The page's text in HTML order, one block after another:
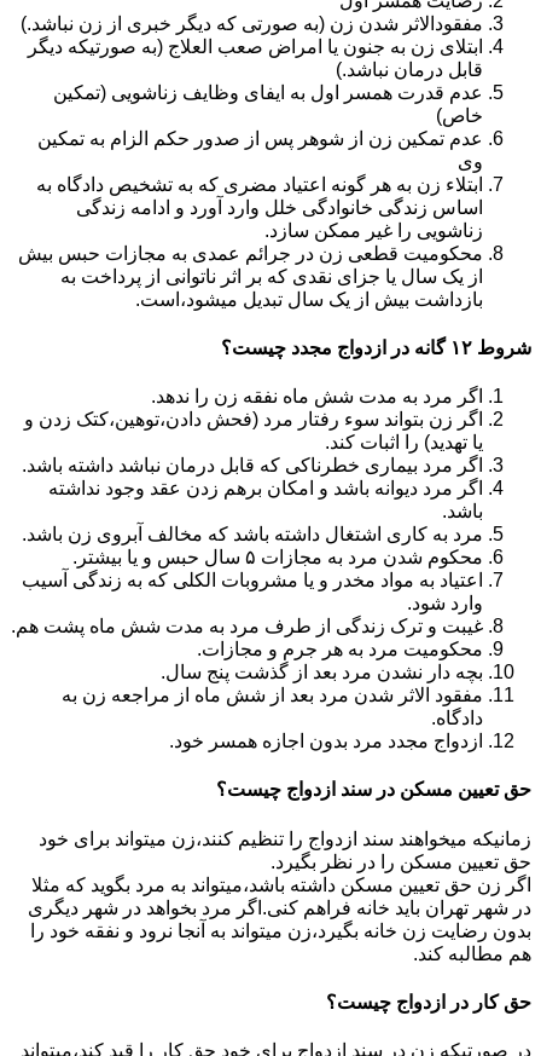
مفقودالاثر شدن زن (به صورتی که دیگر خبری از زن نباشد.)
ابتلای زن به جنون یا امراض صعب العلاج (به صورتیکه دیگر
قابل درمان نباشد.)
عدم قدرت همسر اول به ایفای وظایف زناشویی (تمکین
خاص)
عدم تمکین زن از شوهر پس از صدور حکم الزام به تمکین
وی
ابتلاء زن به هر گونه اعتیاد مضری که به تشخیص دادگاه به
اساس زندگی خانوادگی خلل وارد آورد و ادامه زندگی
زناشویی را غیر ممکن سازد.
محکومیت قطعی زن در جرائم عمدی به مجازات حبس بیش
از یک سال یا جزای نقدی که بر اثر ناتوانی از پرداخت به
بازداشت بیش از یک سال تبدیل می‎شود،است.
شروط ۱۲ گانه در ازدواج مجدد چیست؟
اگر مرد به مدت شش ماه نفقه زن را ندهد.
اگر زن بتواند سوء رفتار مرد (فحش دادن،توهین،کتک زدن و
یا تهدید) را اثبات کند.
اگر مرد بیماری خطرناکی که قابل درمان نباشد داشته باشد.
اگر مرد دیوانه باشد و امکان برهم زدن عقد وجود نداشته
باشد.
مرد به کاری اشتغال داشته باشد که مخالف آبروی زن باشد.
محکوم شدن مرد به مجازات ۵ سال حبس و یا بیشتر.
اعتیاد به مواد مخدر و یا مشروبات الکلی که به زندگی آسیب
وارد شود.
غیبت و ترک زندگی از طرف مرد به مدت شش ماه پشت هم.
محکومیت مرد به هر جرم و مجازات.
بچه دار نشدن مرد بعد از گذشت پنج سال.
مفقود الاثر شدن مرد بعد از شش ماه از مراجعه زن به
دادگاه.
ازدواج مجدد مرد بدون اجازه همسر خود.
حق تعیین مسکن در سند ازدواج چیست؟
زمانیکه میخواهند سند ازدواج را تنظیم کنند،زن میتواند برای خود
حق تعیین مسکن را در نظر بگیرد.
اگر زن حق تعیین مسکن داشته باشد،میتواند به مرد بگوید که مثلا
در شهر تهران باید خانه فراهم کنی.اگر مرد بخواهد در شهر دیگری
بدون رضایت زن خانه بگیرد،زن میتواند به آنجا نرود و نفقه خود را
هم مطالبه کند.
حق کار در ازدواج چیست؟
در صورتیکه زن در سند ازدواج برای خود حق کار را قید کند،میتواند